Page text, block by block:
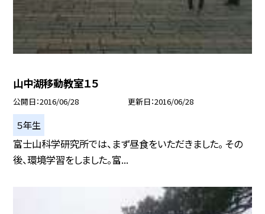
山中湖移動教室１５
公開日 2016/06/28 更新日 2016/06/28
５年生
富士山科学研究所では、まず昼食をいただきました。 その
後、環境学習をしました。富...